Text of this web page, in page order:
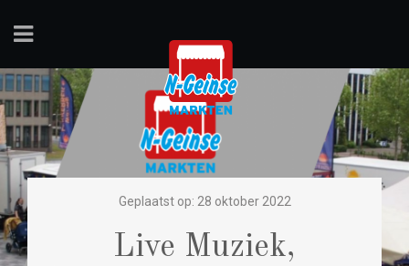
Geplaatst op: 28 oktober 2022
Live Muziek,